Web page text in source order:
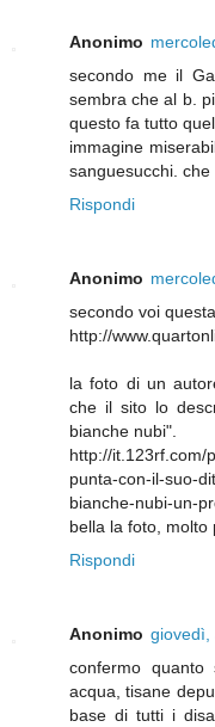
Anonimo
secondo me il
sembra che al b.
questo fa tutto
immagine
sanguesucchi.
Rispondi
Anonimo
secondo voi
http://
la foto di un
che il sito lo
bianche nubi".
http://it.123rf.com/
punta-con-il-suo-
bianche-nubi-un-
bella la foto, molto
Rispondi
Anonimo giovedì,
confermo
acqua, tisane
base di tutti i